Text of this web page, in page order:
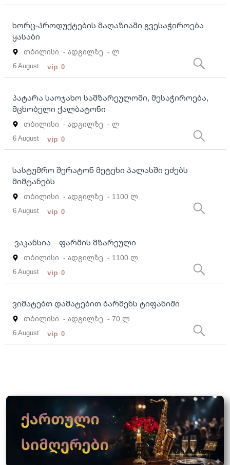
ხორც-პროდუქტების მაღაზიაში გვესაჭიროება
ყასაბი
თბილისი - ადგილზე - ლ
6 August vip 0
პატარა საოჯახო სამზარეულოში, მესაჭიროება,
მცხობელი ქალბატონი
თბილისი - ადგილზე - ლ
6 August vip 0
სასტუმრო შერატონ მეტეხი პალასში ეძებს
მიმტანებს
თბილისი - ადგილზე - 1100 ლ
6 August vip 0
ვაკანსია – ფარშის მზარეული
თბილისი - ადგილზე - 1100 ლ
6 August vip 0
ვიმატებთ დამატებით ბარმენს ტიფანიში
თბილისი - ადგილზე - 70 ლ
6 August vip 0